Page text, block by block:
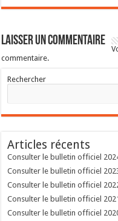
Laisser un commentaire
commentaire.
Rechercher
Articles récents
Consulter le bulletin officiel
Consulter le bulletin officiel
Consulter le bulletin officiel
Consulter le bulletin officiel
Consulter le bulletin officiel